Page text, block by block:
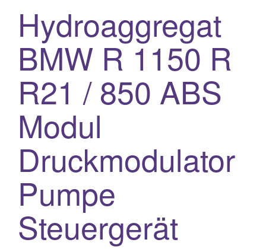
Hydroaggregat
BMW R 1150 R
R21 / 850 ABS
Modul
Druckmodulator
Pumpe
Steuergerät